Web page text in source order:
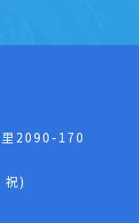
里2090-170
)